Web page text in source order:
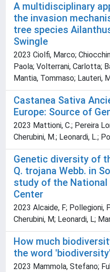
A multidisciplinary
the invasion
tree species
Swingle
2023 Ciolfi, Marco;
Paola; Volterrani, Carlotta;
Mantia, Tommaso; Lauteri,
Castanea Sativa
Europe: Source of
2023 Mattioni, C.; Pereira
Cherubini, M.; Leonardi, L.;
Genetic diversity of
Q. trojana Webb. in
study of the
Center
2023 Alcaide, F; Pollegioni,
Cherubini, M; Leonardi, L;
How much
the word
2023 Mammola, Stefano;